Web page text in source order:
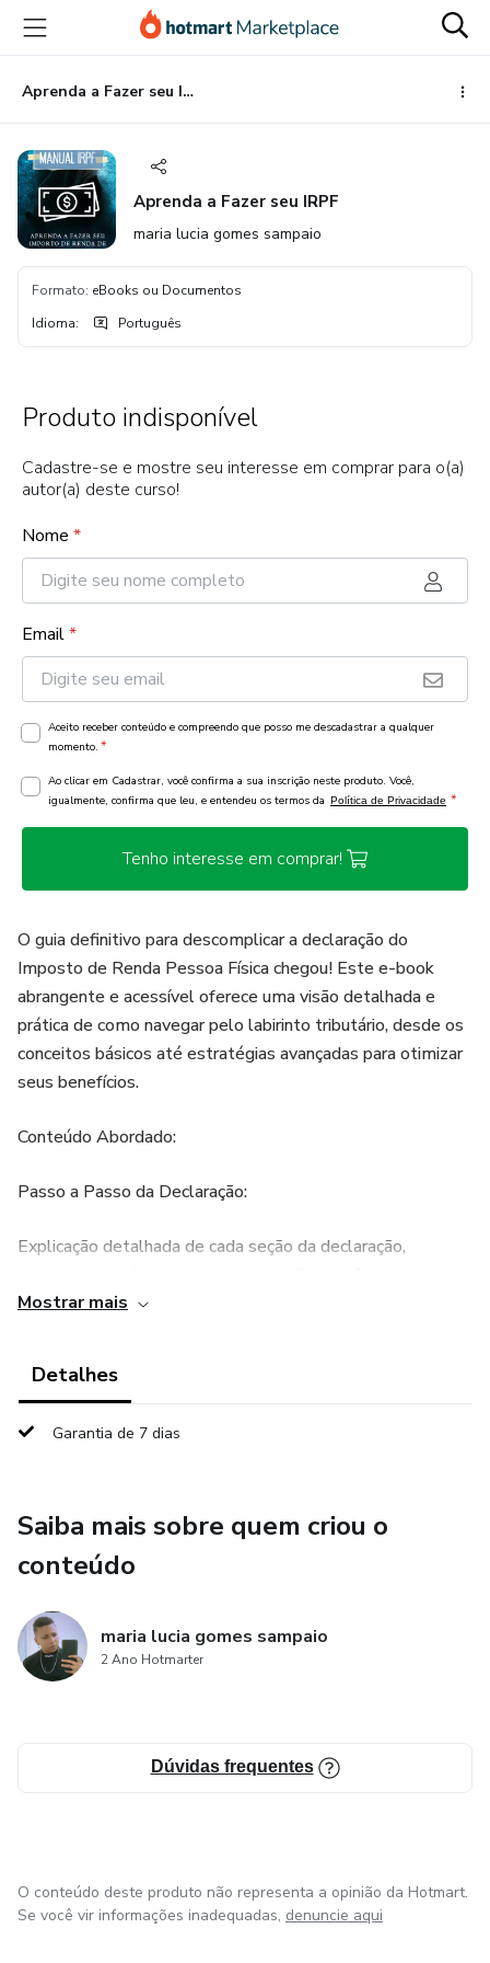
para
conteúdo
principal
para
pagamento
para
rodapé
Aprenda a Fazer seu IRPF
Aprenda a Fazer seu IRPF
maria lucia gomes sampaio
Formato: eBooks ou Documentos
Idioma: Português
Produto indisponível
Cadastre-se e mostre seu interesse em comprar para o(a)
autor(a) deste curso!
Nome *
Email*
Aceito receber conteúdo e compreendo que posso me descadastrar a qualquer
momento. *
Ao clicar em Cadastrar, você confirma a sua inscrição neste produto. Você,
igualmente, confirma que leu, e entendeu os termos da Política de Privacidade *
Tenho interesse em comprar!
O guia definitivo para descomplicar a declaração do
Imposto de Renda Pessoa Física chegou! Este e-book
abrangente e acessível oferece uma visão detalhada e
prática de como navegar pelo labirinto tributário, desde os
conceitos básicos até estratégias avançadas para otimizar
seus benefícios.
Conteúdo Abordado:
Passo a Passo da Declaração:
Explicação detalhada de cada seção da declaração,
facilitar o entendimento.
deduzidas, incluindo saúde, educação, previdência, doações
Rendimentos Tributáveis e Isentos:
Explicação abrangente sobre os diferentes tipos de
rendimentos tributáveis e isentos, como salários,
investimentos, aluguéis e mais, auxiliando na compreensão
das nuances dessas categorias.
Orientações sobre investimentos mais vantajosos para
Análise de Casos Práticos:
Mostrar mais
Detalhes
Garantia de 7 dias
Saiba mais sobre quem criou o
conteúdo
maria lucia gomes sampaio
2 Ano Hotmarter
Dúvidas frequentes
O conteúdo deste produto não representa a opinião da Hotmart.
Se você vir informações inadequadas, denuncie aqui